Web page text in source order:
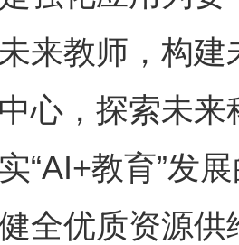
来教师，构
心，探索未
“AI+教育”发
全优质资源